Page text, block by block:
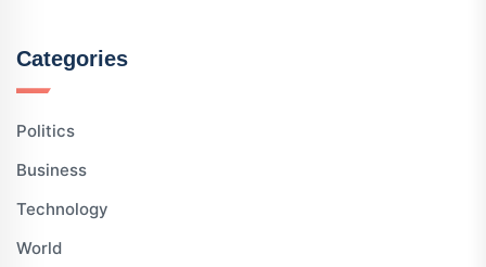
Categories
Politics
Business
Technology
World